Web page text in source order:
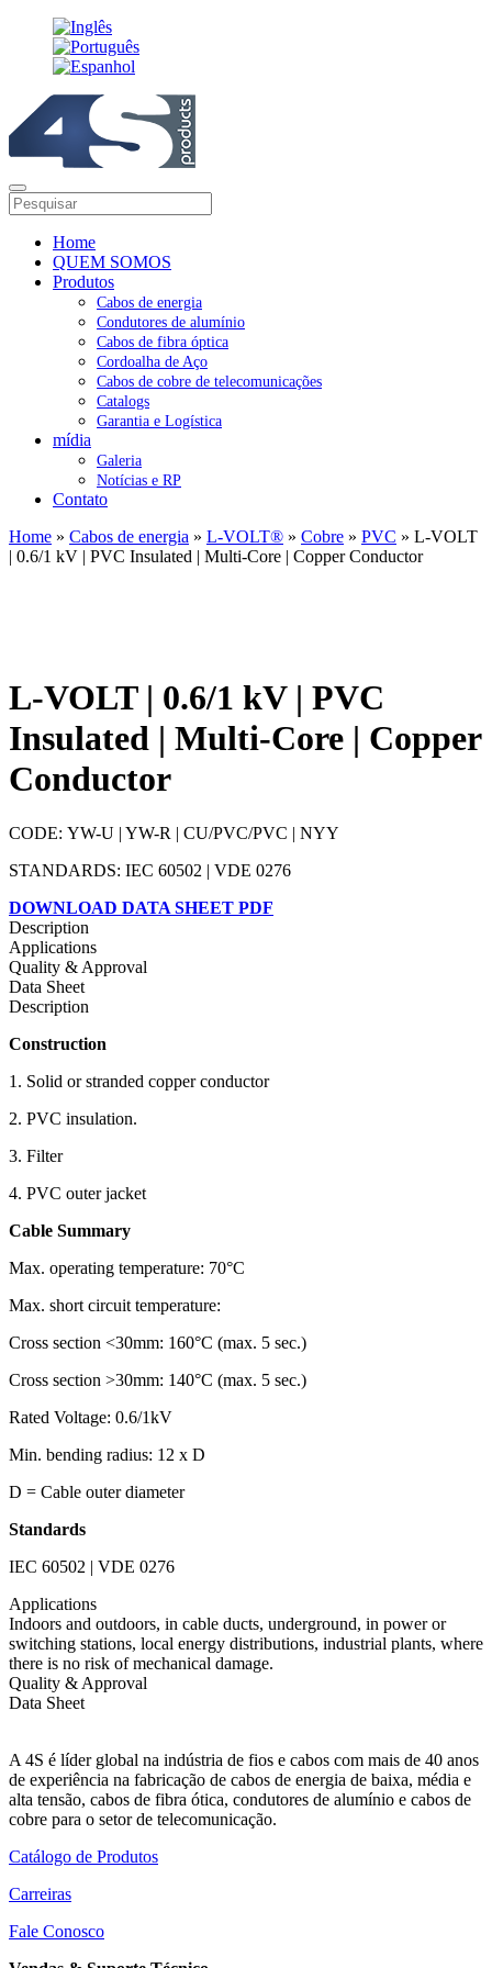
Home
QUEM SOMOS
Produtos
Cabos de energia
Condutores de alumínio
Cabos de fibra óptica
Cordoalha de Aço
Cabos de cobre de telecomunicações
Catalogs
Garantia e Logística
mídia
Galeria
Notícias e RP
Contato
Home » Cabos de energia » L-VOLT® » Cobre » PVC » L-VOLT
| 0.6/1 kV | PVC Insulated | Multi-Core | Copper Conductor
L-VOLT | 0.6/1 kV | PVC
Insulated | Multi-Core | Copper
Conductor
CODE: YW-U | YW-R | CU/PVC/PVC | NYY
STANDARDS: IEC 60502 | VDE 0276
DOWNLOAD DATA SHEET PDF
Description
Applications
Quality & Approval
Data Sheet
Description
Construction
1. Solid or stranded copper conductor
2. PVC insulation.
3. Filter
4. PVC outer jacket
Cable Summary
Max. operating temperature: 70°C
Max. short circuit temperature:
Cross section <30mm: 160°C (max. 5 sec.)
Cross section >30mm: 140°C (max. 5 sec.)
Rated Voltage: 0.6/1kV
Min. bending radius: 12 x D
D = Cable outer diameter
Standards
IEC 60502 | VDE 0276
Applications
Indoors and outdoors, in cable ducts, underground, in power or
switching stations, local energy distributions, industrial plants, where
there is no risk of mechanical damage.
Quality & Approval
Data Sheet
A 4S é líder global na indústria de fios e cabos com mais de 40 anos
de experiência na fabricação de cabos de energia de baixa, média e
alta tensão, cabos de fibra ótica, condutores de alumínio e cabos de
cobre para o setor de telecomunicação.
Catálogo de Produtos
Carreiras
Fale Conosco